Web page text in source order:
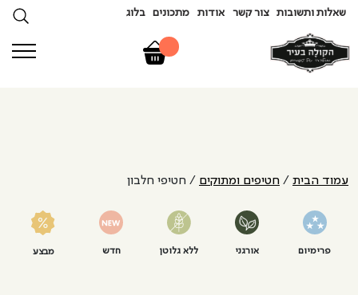
שאלות ותשובות צור קשר אודות מתכונים בלוג
עמוד הבית / חטיפים ומתוקים / חטיפי חלבון
פרימיום אורגני ללא גלוטן חדש מבצע